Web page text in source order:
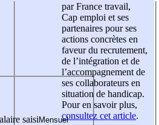
saisi
par France travail,
Cap emploi et ses
partenaires pour ses
actions concrètes en
faveur du recrutement,
de l’intégration et de
l’accompagnement de
ses collaborateurs en
situation de handicap.
Pour en savoir plus,
consultez cet article.